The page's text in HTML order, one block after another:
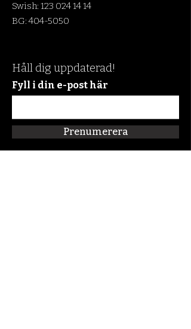
Swish: 123 024 14 14
BG:404-5050
Håll dig uppdaterad!
Fyll i din e-post här
Prenumerera